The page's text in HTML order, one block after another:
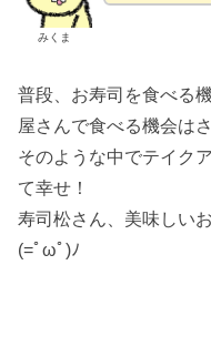
みくま
普段、お寿司を食べる
屋さんで食べる機会は
そのような中でテイク
て幸せ！
寿司松さん、美味しい
(=ﾟωﾟ)ﾉ